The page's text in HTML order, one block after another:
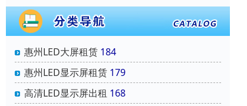
惠州LED大屏租赁 184
惠州LED显示屏租赁 179
高清LED显示屏出租 168